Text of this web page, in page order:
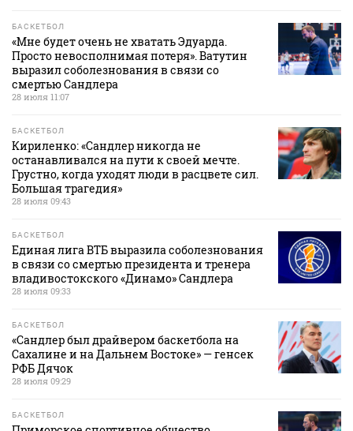
БАСКЕТБОЛ
«Мне будет очень не хватать Эдуарда.
Просто невосполнимая потеря». Ватутин
выразил соболезнования в связи со
смертью Сандлера
28 июля 11:07
БАСКЕТБОЛ
Кириленко: «Сандлер никогда не
останавливался на пути к своей мечте.
Грустно, когда уходят люди в расцвете сил.
Большая трагедия»
28 июля 09:43
БАСКЕТБОЛ
Единая лига ВТБ выразила соболезнования
в связи со смертью президента и тренера
владивостокского «Динамо» Сандлера
28 июля 09:33
БАСКЕТБОЛ
«Сандлер был драйвером баскетбола на
Сахалине и на Дальнем Востоке» — генсек
РФБ Дячок
28 июля 09:29
БАСКЕТБОЛ